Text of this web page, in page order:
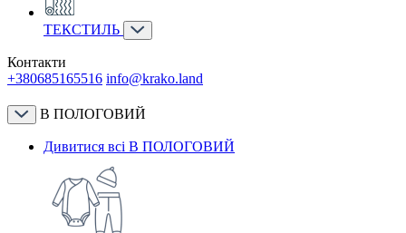
ТЕКСТИЛЬ
Контакти
+380685165516 info@krako.land
В ПОЛОГОВИЙ
Дивитися всі В ПОЛОГОВИЙ